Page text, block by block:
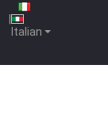
Italian
|